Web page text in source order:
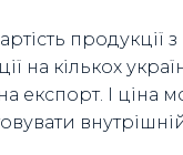
продукції
на кількох
експорт. І